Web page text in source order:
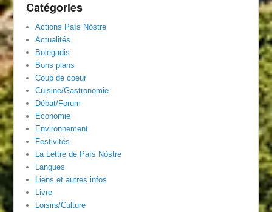
Catégories
Actions País Nòstre
Actualités
Bolegadis
Bons plans
Coup de coeur
Cuisine/Gastronomie
Débat/Forum
Economie
Environnement
Festivités
La Lettre de País Nòstre
Langues
Liens et autres infos
Livre
Loisirs/Culture